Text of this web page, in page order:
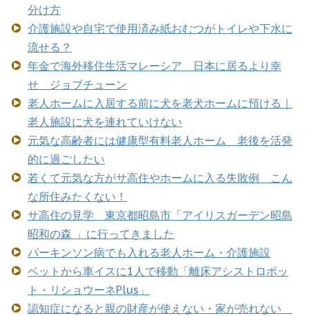
分け方
介護施設や自宅で使用済み紙おむつがトイレや下水に
流せる？
年金で海外移住生活マレーシア 日本に居るより幸
せ ジョブチューン
老人ホームに入居する前に犬を老犬ホームに預ける｜
老人施設に犬を連れていけない
元気な高齢者には健康型有料老人ホーム 老後を活発
的に過ごしたい
若くて元気な方がサ高住やホームに入る失敗例 こん
な所住みたくない！
サ高住の見学 東京都昭島市「アイリスガーデン昭島
昭和の森 」に行ってきました
パーキンソン病でも入れる老人ホーム・介護施設
ベットから車イスに1人で移動「離床アシストロボッ
ト・リショウーネPlus」
認知症になると親の財産が使えない・家が売れない